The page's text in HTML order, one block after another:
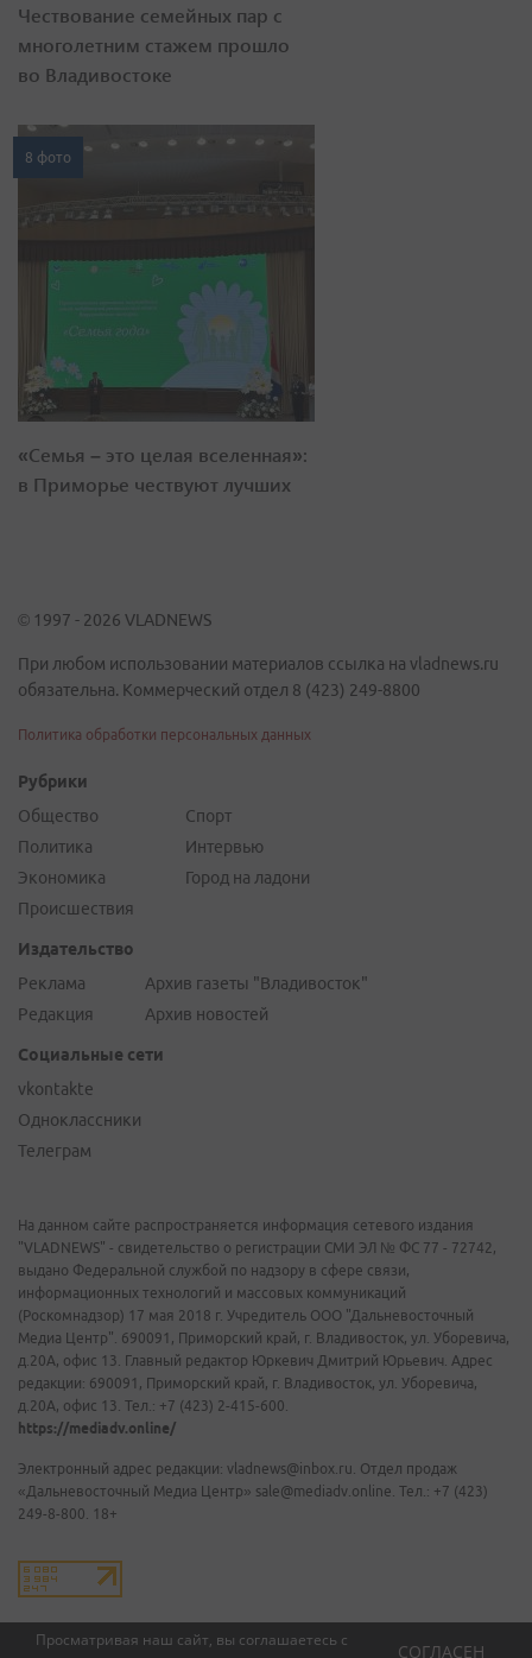
Просматривая наш сайт, вы соглашаетесь с
СОГЛАСЕН
Чествование семейных пар с
многолетним стажем прошло
во Владивостоке
8 фото
«Семья – это целая вселенная»:
в Приморье чествуют лучших
© 1997 - 2026 VLADNEWS
При любом использовании материалов ссылка на vladnews.ru
обязательна. Коммерческий отдел 8 (423) 249-8800
Политика обработки персональных данных
Рубрики
Общество
Политика
Экономика
Происшествия
Спорт
Интервью
Город на ладони
Издательство
Реклама
Редакция
Архив газеты "Владивосток"
Архив новостей
Социальные сети
vkontakte
Одноклассники
Телеграм
На данном сайте распространяется информация сетевого издания
"VLADNEWS" - свидетельство о регистрации СМИ ЭЛ № ФС 77 - 72742,
выдано Федеральной службой по надзору в сфере связи,
информационных технологий и массовых коммуникаций
(Роскомнадзор) 17 мая 2018 г. Учредитель ООО "Дальневосточный
Медиа Центр". 690091, Приморский край, г. Владивосток, ул. Уборевича,
д.20А, офис 13. Главный редактор Юркевич Дмитрий Юрьевич. Адрес
редакции: 690091, Приморский край, г. Владивосток, ул. Уборевича,
д.20А, офис 13. Тел.: +7 (423) 2-415-600.
https://mediadv.online/
Электронный адрес редакции: vladnews@inbox.ru. Отдел продаж
«Дальневосточный Медиа Центр» sale@mediadv.online. Тел.: +7 (423)
249-8-800. 18+